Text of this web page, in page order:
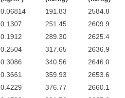
0.06814 191.83 2584.8
0.1307 251.45 2609.9
0.1912 289.30 2625.4
0.2504 317.65 2636.9
0.3086 340.56 2646.0
0.3661 359.93 2653.6
0.4229 376.77 2660.1